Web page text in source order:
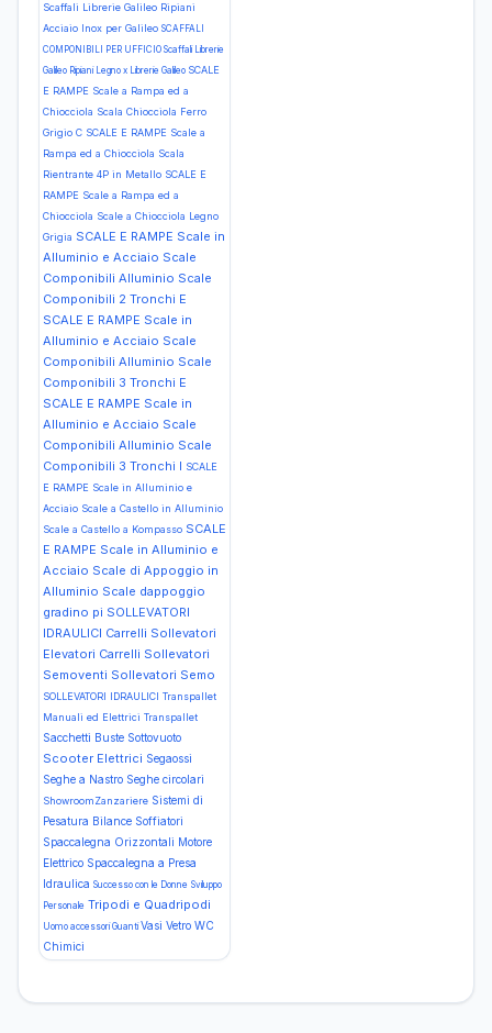
Scaffali Librerie Galileo Ripiani
Acciaio Inox per Galileo SCAFFALI
COMPONIBILI PER UFFICIO Scaffali Librerie
Galileo Ripiani Legno x Librerie Galileo SCALE
E RAMPE Scale a Rampa ed a
Chiocciola Scala Chiocciola Ferro
Grigio C SCALE E RAMPE Scale a
Rampa ed a Chiocciola Scala
Rientrante 4P in Metallo SCALE E
RAMPE Scale a Rampa ed a
Chiocciola Scale a Chiocciola Legno
Grigia SCALE E RAMPE Scale in
Alluminio e Acciaio Scale
Componibili Alluminio Scale
Componibili 2 Tronchi E
SCALE E RAMPE Scale in
Alluminio e Acciaio Scale
Componibili Alluminio Scale
Componibili 3 Tronchi E
SCALE E RAMPE Scale in
Alluminio e Acciaio Scale
Componibili Alluminio Scale
Componibili 3 Tronchi I SCALE
E RAMPE Scale in Alluminio e
Acciaio Scale a Castello in Alluminio
Scale a Castello a Kompasso SCALE
E RAMPE Scale in Alluminio e
Acciaio Scale di Appoggio in
Alluminio Scale dappoggio
gradino pi SOLLEVATORI
IDRAULICI Carrelli Sollevatori
Elevatori Carrelli Sollevatori
Semoventi Sollevatori Semo
SOLLEVATORI IDRAULICI Transpallet
Manuali ed Elettrici Transpallet
Sacchetti Buste Sottovuoto
Scooter Elettrici Segaossi
Seghe a Nastro Seghe circolari
ShowroomZanzariere Sistemi di
Pesatura Bilance Soffiatori
Spaccalegna Orizzontali Motore
Elettrico Spaccalegna a Presa
Idraulica Successo con le Donne Sviluppo
Personale Tripodi e Quadripodi
Uomo accessori GuantiVasi Vetro WC
Chimici